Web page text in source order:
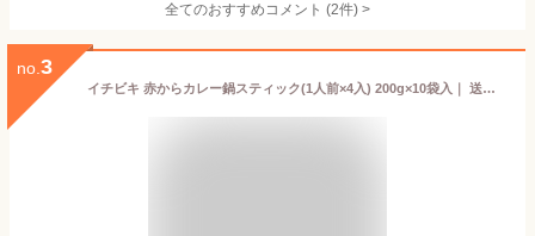
全てのおすすめコメント (2件) >
no. 3
イチビキ 赤からカレー鍋スティック(1人前×4入) 200g×10袋入｜ 送料無料 調味料 鍋の素 なべつゆ 辛い カレー